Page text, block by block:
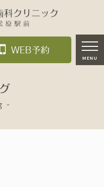
WEB予約
MENU